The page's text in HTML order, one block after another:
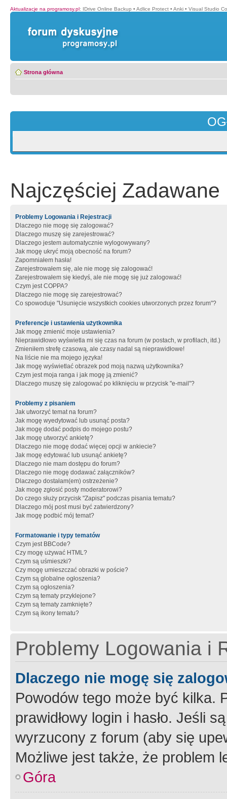
Aktualizacje na programosy.pl: IDrive Online Backup • Adlice Protect • Anki • Visual Studio
Strona główna
Najczęściej Zadawane
Problemy Logowania i Rejestracji
Dlaczego nie mogę się zalogować?
Dlaczego muszę się zarejestrować?
Dlaczego jestem automatycznie wylogowywany?
Jak mogę ukryć moją obecność na forum?
Zapomniałem hasła!
Zarejestrowałem się, ale nie mogę się zalogować!
Zarejestrowałem się kiedyś, ale nie mogę się już zalogować!
Czym jest COPPA?
Dlaczego nie mogę się zarejestrować?
Co spowoduje "Usunięcie wszystkich cookies utworzonych przez forum"?
Preferencje i ustawienia użytkownika
Jak mogę zmienić moje ustawienia?
Nieprawidłowo wyświetla mi się czas na forum (w postach, w profilach, itd.)
Zmieniłem strefę czasową, ale czasy nadal są nieprawidłowe!
Na liście nie ma mojego języka!
Jak mogę wyświetlać obrazek pod moją nazwą użytkownika?
Czym jest moja ranga i jak mogę ją zmienić?
Dlaczego muszę się zalogować po kliknięciu w przycisk "e-mail"?
Problemy z pisaniem
Jak utworzyć temat na forum?
Jak mogę wyedytować lub usunąć posta?
Jak mogę dodać podpis do mojego postu?
Jak mogę utworzyć ankietę?
Dlaczego nie mogę dodać więcej opcji w ankiecie?
Jak mogę edytować lub usunąć ankietę?
Dlaczego nie mam dostępu do forum?
Dlaczego nie mogę dodawać załączników?
Dlaczego dostałam(em) ostrzeżenie?
Jak mogę zgłosić posty moderatorowi?
Do czego służy przycisk "Zapisz" podczas pisania tematu?
Dlaczego mój post musi być zatwierdzony?
Jak mogę podbić mój temat?
Formatowanie i typy tematów
Czym jest BBCode?
Czy mogę używać HTML?
Czym są uśmieszki?
Czy mogę umieszczać obrazki w poście?
Czym są globalne ogłoszenia?
Czym są ogłoszenia?
Czym są tematy przyklejone?
Czym są tematy zamknięte?
Czym są ikony tematu?
Problemy Logowania i
Dlaczego nie mogę się
Powodów tego może być kilka.
prawidłowy login i hasło. Jeśli
wyrzucony z forum (aby się
Możliwe jest także, że problem
Góra